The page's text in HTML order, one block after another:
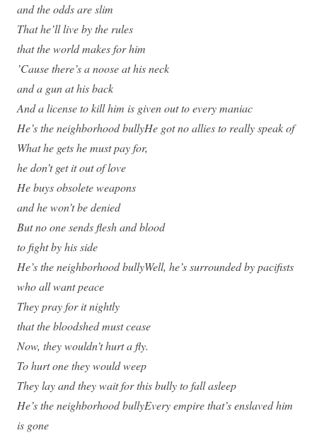
and the odds are slim
That he’ll live by the rules
that the world makes for him
’Cause there’s a noose at his neck
and a gun at his back
And a license to kill him is given out to every maniac
He’s the neighborhood bullyHe got no allies to really speak of
What he gets he must pay for,
he don’t get it out of love
He buys obsolete weapons
and he won’t be denied
But no one sends flesh and blood
to fight by his side
He’s the neighborhood bullyWell, he’s surrounded by pacifists
who all want peace
They pray for it nightly
that the bloodshed must cease
Now, they wouldn’t hurt a fly.
To hurt one they would weep
They lay and they wait for this bully to fall asleep
He’s the neighborhood bullyEvery empire that’s enslaved him
is gone